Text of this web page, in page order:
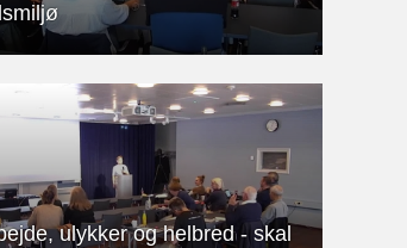
ulykker og helbred - skal